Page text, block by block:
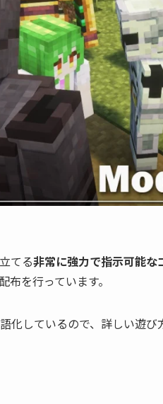
てる非常に強力で指示可能な
を行っています。
化しているので、詳しい遊